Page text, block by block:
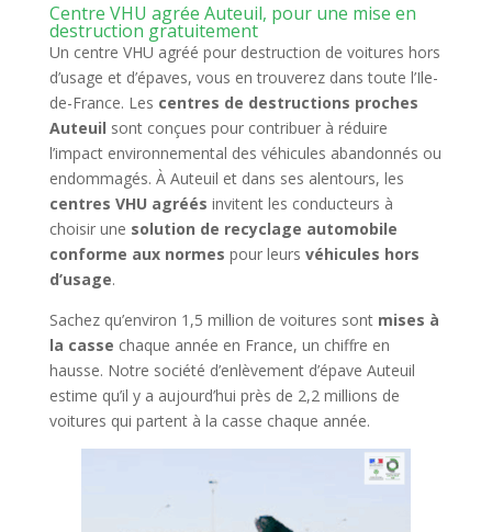
Centre VHU agrée Auteuil, pour une mise en
destruction gratuitement
Un centre VHU agréé pour destruction de voitures hors
d’usage et d’épaves, vous en trouverez dans toute l’Ile-
de-France. Les centres de destructions proches
Auteuil sont conçues pour contribuer à réduire
l’impact environnemental des véhicules abandonnés ou
endommagés. À Auteuil et dans ses alentours, les
centres VHU agréés invitent les conducteurs à
choisir une solution de recyclage automobile
conforme aux normes pour leurs véhicules hors
d’usage.
Sachez qu’environ 1,5 million de voitures sont mises à
la casse chaque année en France, un chiffre en
hausse. Notre société d’enlèvement d’épave Auteuil
estime qu’il y a aujourd’hui près de 2,2 millions de
voitures qui partent à la casse chaque année.